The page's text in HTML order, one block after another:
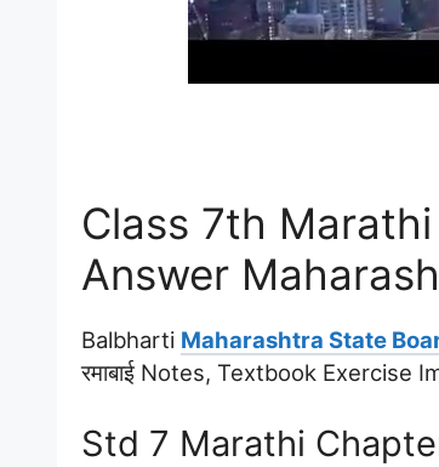
Class 7th Marathi
Answer
Balbharti Maharashtra State
रमाबाई Notes, Textbook
Std 7 Marathi